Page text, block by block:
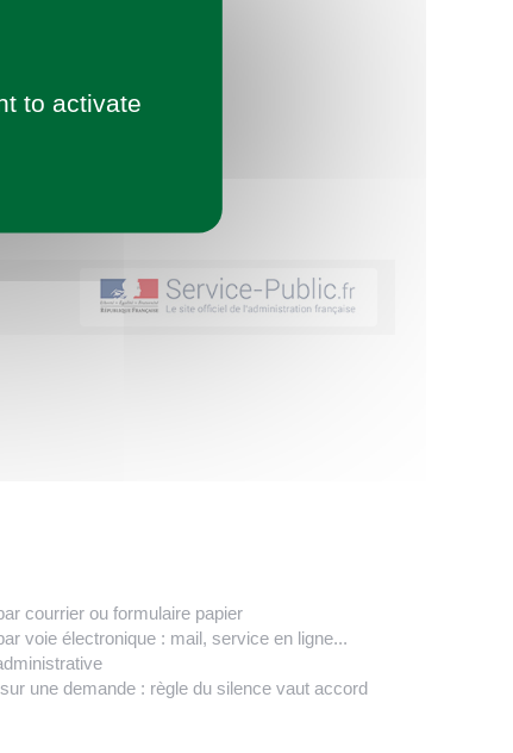
courrier ou formulaire papier
voie électronique : mail, service en ligne...
une demande : règle du silence vaut accord
to activate